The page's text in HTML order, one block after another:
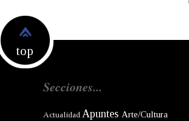
top
Secciones...
Actualidad Apuntes Arte/Cultura